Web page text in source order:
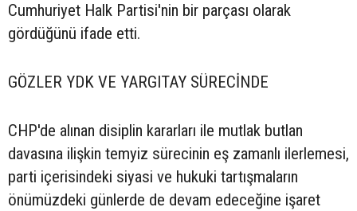
Cumhuriyet Halk Partisi'nin bir parçası olarak
gördüğünü ifade etti.
GÖZLER YDK VE YARGITAY SÜRECİNDE
CHP'de alınan disiplin kararları ile mutlak butlan
davasına ilişkin temyiz sürecinin eş zamanlı ilerlemesi,
parti içerisindeki siyasi ve hukuki tartışmaların
önümüzdeki günlerde de devam edeceğine işaret